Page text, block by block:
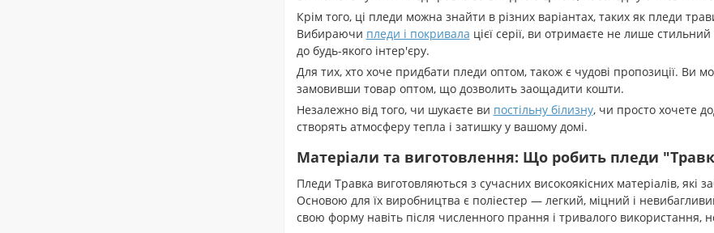
Крім того, ці пледи можна знайти в різних варіантах, таких як пледи
Вибираючи пледи і покривала цієї серії, ви отримаєте не лише
до будь-якого інтер'єру.
Для тих, хто хоче придбати пледи оптом, також є чудові пропозиції. Ви
замовивши товар оптом, що дозволить заощадити кошти.
Незалежно від того, чи шукаєте ви постільну білизну, чи просто хочете
створять атмосферу тепла і затишку у вашому домі.
Матеріали та виготовлення: Що робить пледи
Пледи Травка виготовляються з сучасних високоякісних матеріалів, які
Основою для їх виробництва є поліестер — легкий, міцний і
свою форму навіть після численного прання і тривалого використання,